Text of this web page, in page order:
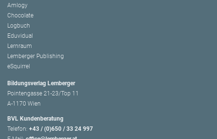
Amlogy
Chocolate
Logbuch
Eduvidual
Lernraum
Lemberger Publishing
eSquirrel
Bildungsverlag Lemberger
Pointengasse 21-23/Top 11
A-1170 Wien
BVL Kundenberatung
Telefon: +43 / (0)650 / 33 24 997